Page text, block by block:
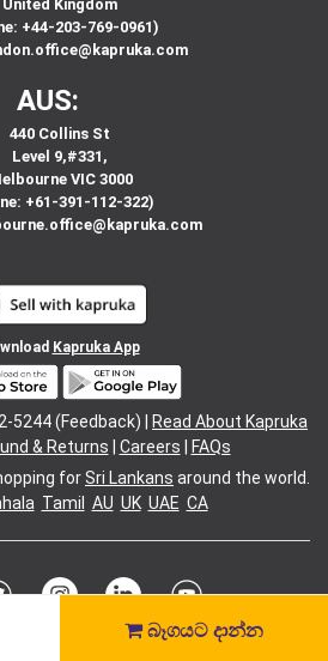
බෑගයට දාන්න
United Kingdom
+44-203-769-0961)
AUS:
440 Collins St
Level 9,#331,
VIC 3000
+61-391-112-322)
Kapruka App
5244 (Feedback) |
Read About Kapruka
& Returns Careers
FAQs
forSri Lankans around the world.
Tamil AU UK UAE CA